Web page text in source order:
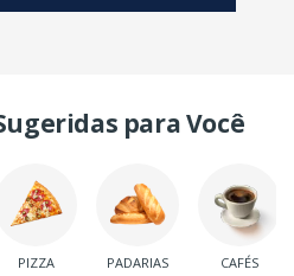
para Você
PIZZA PADARIAS CAFÉS